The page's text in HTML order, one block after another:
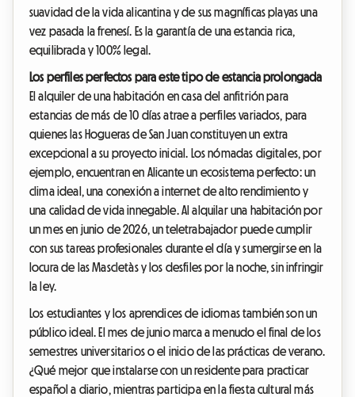
suavidad de la vida alicantina y de sus magníficas playas una
vez pasada la frenesí. Es la garantía de una estancia rica,
equilibrada y 100% legal.
Los perfiles perfectos para este tipo de estancia prolongada
El alquiler de una habitación en casa del anfitrión para
estancias de más de 10 días atrae a perfiles variados, para
quienes las Hogueras de San Juan constituyen un extra
excepcional a su proyecto inicial. Los nómadas digitales, por
ejemplo, encuentran en Alicante un ecosistema perfecto: un
clima ideal, una conexión a internet de alto rendimiento y
una calidad de vida innegable. Al alquilar una habitación por
un mes en junio de 2026, un teletrabajador puede cumplir
con sus tareas profesionales durante el día y sumergirse en la
locura de las Mascletàs y los desfiles por la noche, sin infringir
la ley.
Los estudiantes y los aprendices de idiomas también son un
público ideal. El mes de junio marca a menudo el final de los
semestres universitarios o el inicio de las prácticas de verano.
¿Qué mejor que instalarse con un residente para practicar
español a diario, mientras participa en la fiesta cultural más